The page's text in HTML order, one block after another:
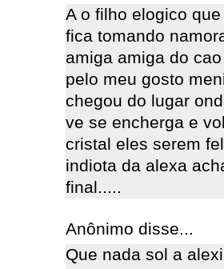
A o filho elogico
fica tomando
amiga amiga do
pelo meu gosto
chegou do lugar
ve se encherga e
cristal eles serem
indiota da alexa
final.....
Anônimo disse...
Que nada sol a